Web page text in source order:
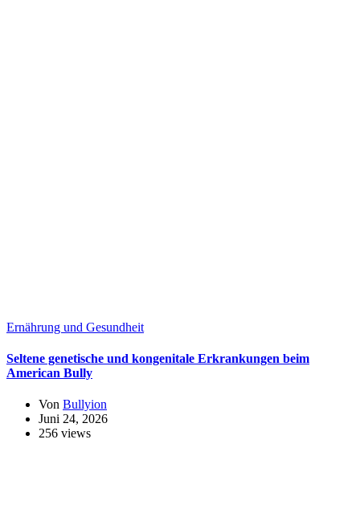
Ernährung und Gesundheit
Seltene genetische und kongenitale Erkrankungen beim
American Bully
Von Bullyion
Juni 24, 2026
256 views